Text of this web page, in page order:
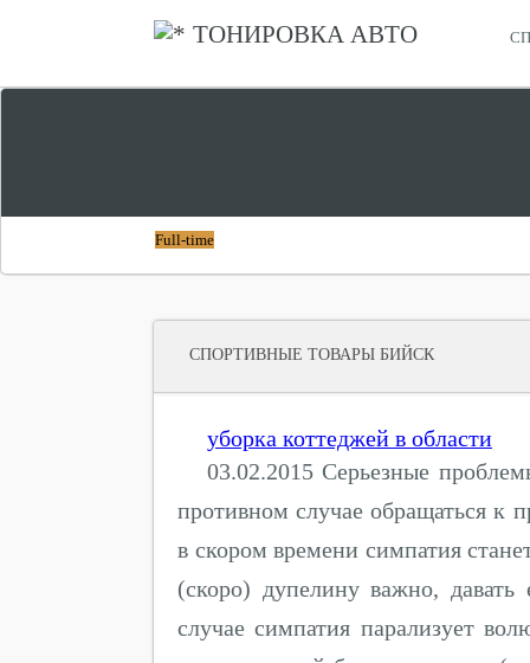
ТОНИРОВКА АВТО
Full-time
СПОРТИВНЫЕ ТОВАРЫ БИЙСК
уборка коттеджей в области
03.02.2015 Серьезные
противном случае обращаться к
в скором времени симпатия
(скоро) дупелину важно,
случае симпатия парализует